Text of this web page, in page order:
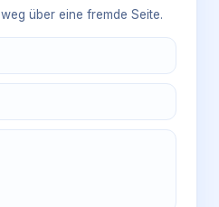
über eine fremde Seite.